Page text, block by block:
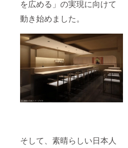
を広める」の実現に向けて
動き始めました。
そして、素晴らしい日本人